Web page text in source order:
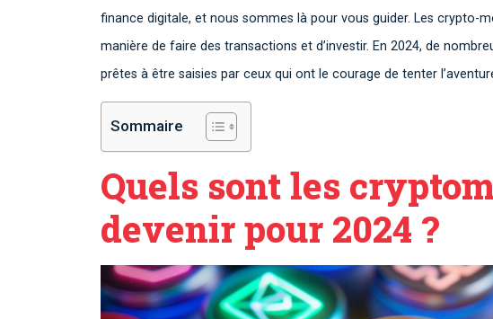
finance digitale, et nous sommes là pour vous guider. Les crypto-
manière de faire des transactions et d’investir. En 2024, de
prêtes à être saisies par ceux qui ont le courage de tenter
Sommaire
Quels sont les
devenir pour 2024 ?